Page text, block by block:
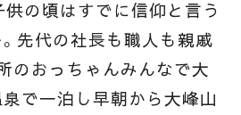
供の頃はすでに信仰と言う
先代の社長も職人も親戚
のおっちゃんみんなで大
で一泊し早朝から大峰山